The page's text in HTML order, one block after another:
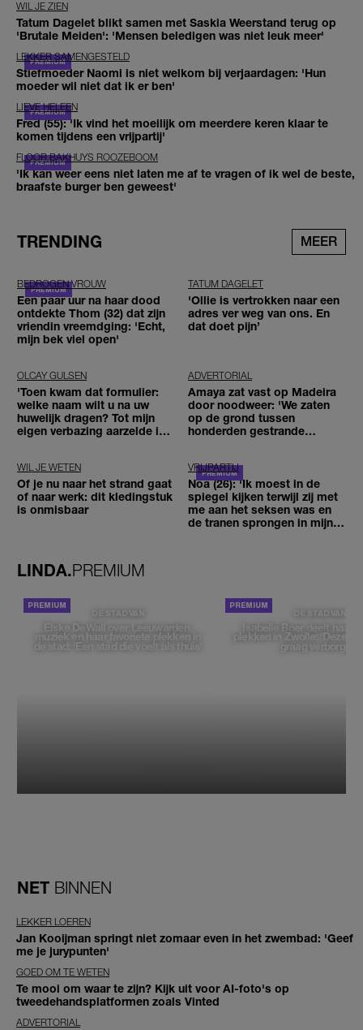
WIL JE ZIEN
Tatum Dagelet blikt samen met Saskia Weerstand terug op
'Brutale Meiden': 'Mensen beledigen was niet leuk meer'
LEKKER SAMENGESTELD
Stiefmoeder Naomi is niet welkom bij verjaardagen: 'Hun
moeder wil niet dat ik er ben'
LIEVE HELEEN
Fred (55): 'Ik vind het moeilijk om meerdere keren klaar te
komen tijdens een vrijpartij'
FLOOR BAKHUYS ROOZEBOOM
'Ik kan weer eens niet laten me af te vragen of ik wel de beste,
braafste burger ben geweest'
TRENDING MEER
BEDROGEN VROUW
Een paar uur na haar dood
ontdekte Thom (32) dat zijn
vriendin vreemdging: 'Echt,
mijn bek viel open'
TATUM DAGELET
'Ollie is vertrokken naar een
adres ver weg van ons. En
dat doet pijn’
OLCAY GULSEN
'Toen kwam dat formulier:
welke naam wilt u na uw
huwelijk dragen? Tot mijn
eigen verbazing aarzelde ik
ADVERTORIAL
Amaya zat vast op Madeira
door noodweer: 'We zaten
op de grond tussen
honderden gestrande
WIL JE WETEN
Of je nu naar het strand gaat
of naar werk: dit kledingstuk
is onmisbaar
VRIJPARTIJ
Noa (26): 'Ik moest in de
spiegel kijken terwijl zij met
me aan het seksen was en
de tranen sprongen in mijn
LINDA.PREMIUM
DE STAD VAN
Elske DeWall over Leeuwarden,
muziek en haar favoriete plekken in
de stad: 'Een stad die voelt als thuis'
DE STAD VAN
Isabelle Boer deelt haar
plekken in Zwolle: 'Deze
graag verborgen'
NET BINNEN
LEKKER LOEREN
Jan Kooijman springt niet zomaar even in het zwembad: 'Geef
me je jurypunten'
GOED OM TE WETEN
Te mooi om waar te zijn? Kijk uit voor AI-foto's op
tweedehandsplatformen zoals Vinted
ADVERTORIAL